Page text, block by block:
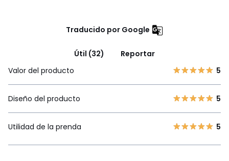
Traducido por Google
Útil (32)
Reportar
Valor del producto
5
Diseño del producto 5
Utilidad de la prenda 5